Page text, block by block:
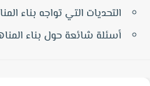
التحديات التي تواجه بناء المناهج
أسئلة شائعة حول بناء المناهج